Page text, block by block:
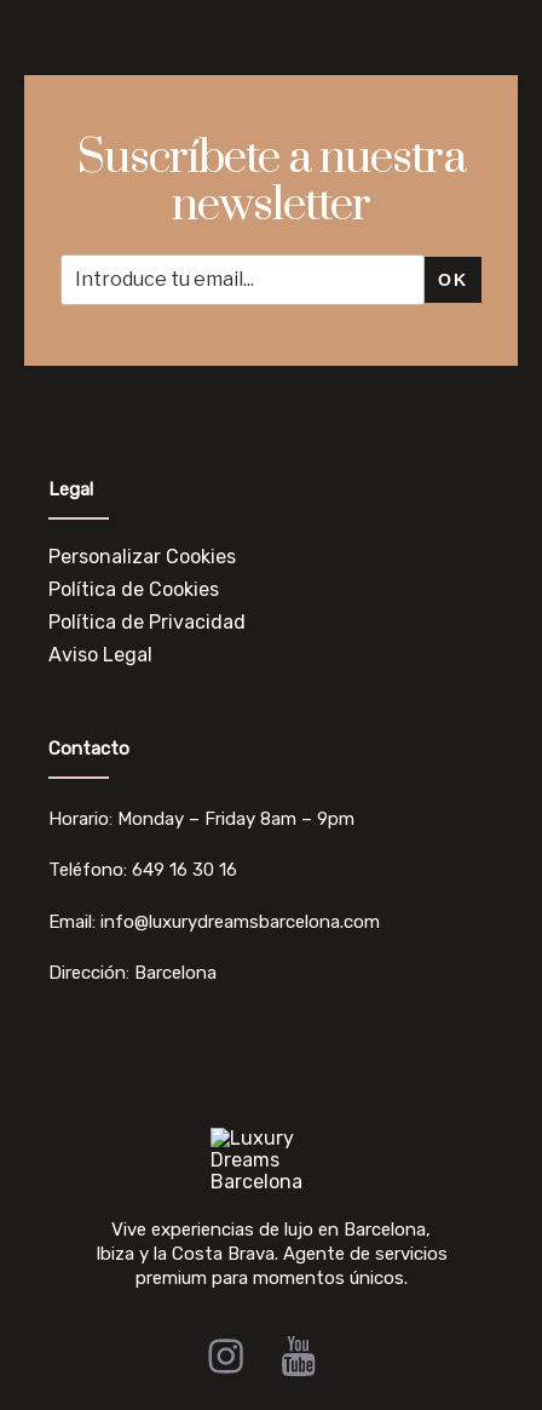
Suscríbete a nuestra
newsletter
OK
Legal
Personalizar Cookies
Política de Cookies
Política de Privacidad
Aviso Legal
Contacto
Horario: Monday – Friday 8am – 9pm
Teléfono: 649 16 30 16
Email: info@luxurydreamsbarcelona.com
Dirección: Barcelona
Vive experiencias de lujo en Barcelona,
Ibiza y la Costa Brava. Agente de servicios
premium para momentos únicos.